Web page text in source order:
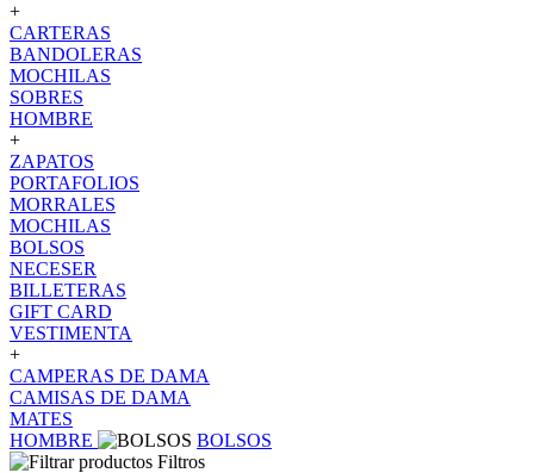
+
CARTERAS
BANDOLERAS
MOCHILAS
SOBRES
HOMBRE
+
ZAPATOS
PORTAFOLIOS
MORRALES
MOCHILAS
BOLSOS
NECESER
BILLETERAS
GIFT CARD
VESTIMENTA
+
CAMPERAS DE DAMA
CAMISAS DE DAMA
MATES
HOMBRE
BOLSOS
Filtros